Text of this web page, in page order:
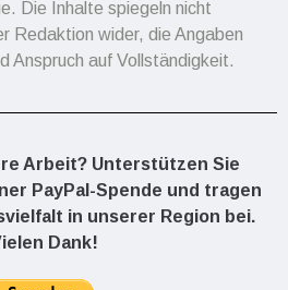
Die Inhalte spiegeln nicht
Redaktion wider, die Angaben
Anspruch auf Vollständigkeit.
Arbeit? Unterstützen Sie
PayPal-Spende und tragen
in unserer Region bei.
Dank!